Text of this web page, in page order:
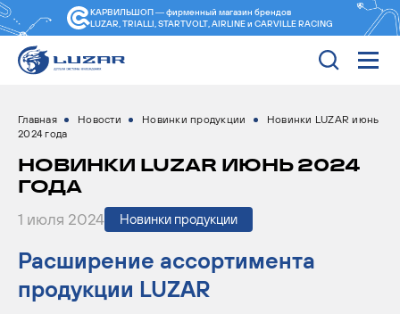
КАРВИЛЬШОП — фирменный магазин брендов
LUZAR, TRIALLI, STARTVOLT, AIRLINE и CARVILLE RACING
Главная Новости Новинки продукции
Новинки LUZAR июнь
2024 года
НОВИНКИ LUZAR ИЮНЬ 2024
ГОДА
1 июля 2024 Новинки продукции
Расширение ассортимента
продукции LUZAR